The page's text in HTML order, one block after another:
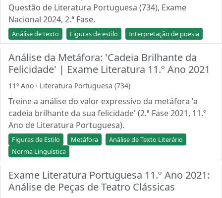
Questão de Literatura Portuguesa (734), Exame
Nacional 2024, 2.ª Fase.
Análise de texto Figuras de estilo Interpretação de poesia
Análise da Metáfora: 'Cadeia Brilhante da
Felicidade' | Exame Literatura 11.º Ano 2021
11º Ano · Literatura Portuguesa (734)
Treine a análise do valor expressivo da metáfora 'a
cadeia brilhante da sua felicidade' (2.ª Fase 2021, 11.º
Ano de Literatura Portuguesa).
Figuras de Estilo Metáfora
Análise de Texto Literário
Norma Linguística
Exame Literatura Portuguesa 11.º Ano 2021:
Análise de Peças de Teatro Clássicas